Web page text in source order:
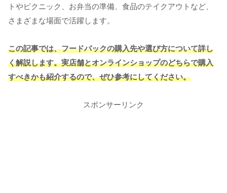
トやピクニック、お弁当の準備、食品のテイクアウトなど、
さまざまな場面で活躍します。
この記事では、フードパックの購入先や選び方について詳し
く解説します。実店舗とオンラインショップのどちらで購入
すべきかも紹介するので、ぜひ参考にしてください。
スポンサーリンク